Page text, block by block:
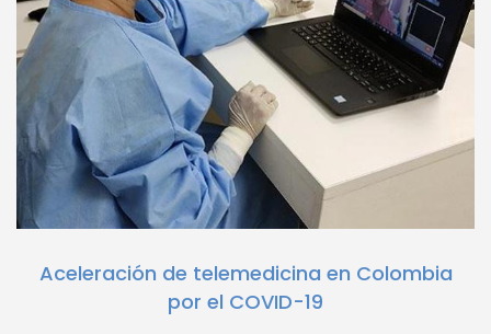
Aceleración de telemedicina en Colombia
por el COVID-19